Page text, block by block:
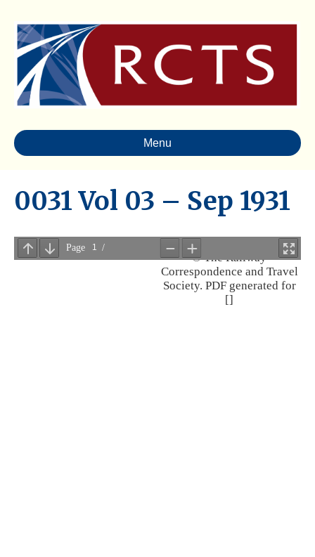
Menu
0031 Vol 03 – Sep 1931